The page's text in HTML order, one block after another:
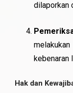
dilaporkan
kebenaran
Hak dan